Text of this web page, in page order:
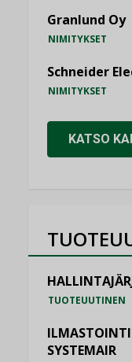
Granlund Oy
NIMITYKSET
Schneider
NIMITYKSET
KATSO
TUOTEUUTINEN
SYSTEMAIR